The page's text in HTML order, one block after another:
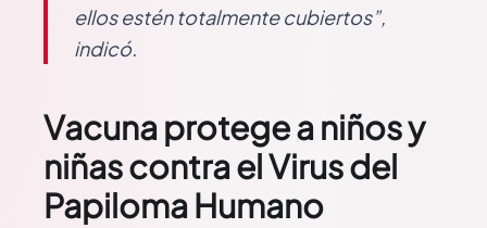
ellos estén totalmente cubiertos”,
indicó.
Vacuna protege a niños y
niñas contra el Virus del
Papiloma Humano